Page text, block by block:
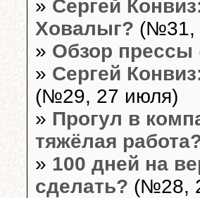
» Сергей
Ховалыг? (№31,
» Обзор прессы
» Сергей
(№29, 27 июля)
» Прогул в
тяжёлая
» 100 дней на
сделать? (№28,